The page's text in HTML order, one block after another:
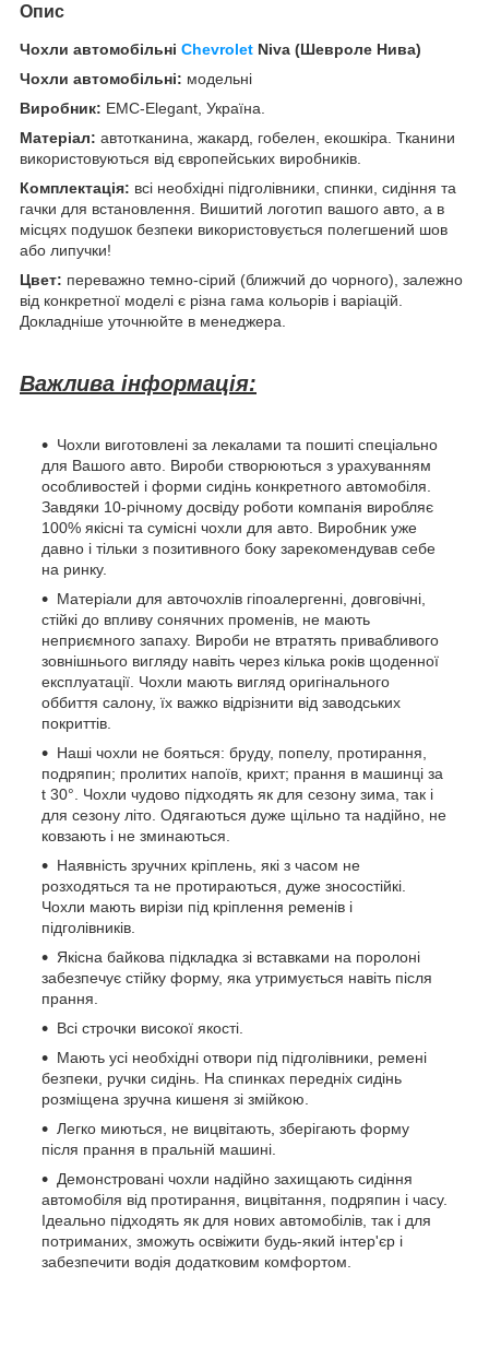
Опис
Чохли автомобільні Chevrolet Niva (Шевроле Нива)
Чохли автомобільні: модельні
Виробник: EMC-Elegant, Україна.
Матеріал: автотканина, жакард, гобелен, екошкіра. Тканини
використовуються від європейських виробників.
Комплектація: всі необхідні підголівники, спинки, сидіння та
гачки для встановлення. Вишитий логотип вашого авто, а в
місцях подушок безпеки використовується полегшений шов
або липучки!
Цвет: переважно темно-сірий (ближчий до чорного), залежно
від конкретної моделі є різна гама кольорів і варіацій.
Докладніше уточнюйте в менеджера.
Важлива інформація:
Чохли виготовлені за лекалами та пошиті спеціально
для Вашого авто. Вироби створюються з урахуванням
особливостей і форми сидінь конкретного автомобіля.
Завдяки 10-річному досвіду роботи компанія виробляє
100% якісні та сумісні чохли для авто. Виробник уже
давно і тільки з позитивного боку зарекомендував себе
на ринку.
Матеріали для авточохлів гіпоалергенні, довговічні,
стійкі до впливу сонячних променів, не мають
неприємного запаху. Вироби не втратять привабливого
зовнішнього вигляду навіть через кілька років щоденної
експлуатації. Чохли мають вигляд оригінального
оббиття салону, їх важко відрізнити від заводських
покриттів.
Наші чохли не бояться: бруду, попелу, протирання,
подряпин; пролитих напоїв, крихт; прання в машинці за
t 30°. Чохли чудово підходять як для сезону зима, так і
для сезону літо. Одягаються дуже щільно та надійно, не
ковзають і не зминаються.
Наявність зручних кріплень, які з часом не
розходяться та не протираються, дуже зносостійкі.
Чохли мають вирізи під кріплення ременів і
підголівників.
Якісна байкова підкладка зі вставками на поролоні
забезпечує стійку форму, яка утримується навіть після
прання.
Всі строчки високої якості.
Мають усі необхідні отвори під підголівники, ремені
безпеки, ручки сидінь. На спинках передніх сидінь
розміщена зручна кишеня зі змійкою.
Легко миються, не вицвітають, зберігають форму
після прання в пральній машині.
Демонстровані чохли надійно захищають сидіння
автомобіля від протирання, вицвітання, подряпин і часу.
Ідеально підходять як для нових автомобілів, так і для
потриманих, зможуть освіжити будь-який інтер'єр і
забезпечити водія додатковим комфортом.